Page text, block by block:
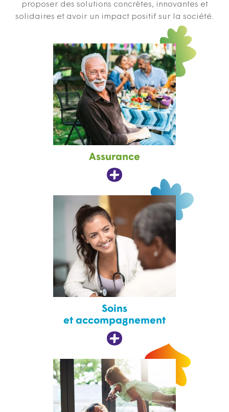
proposer des solutions concrètes, innovantes et
solidaires et avoir un impact positif sur la société.
Assurance
Soins
et accompagnement